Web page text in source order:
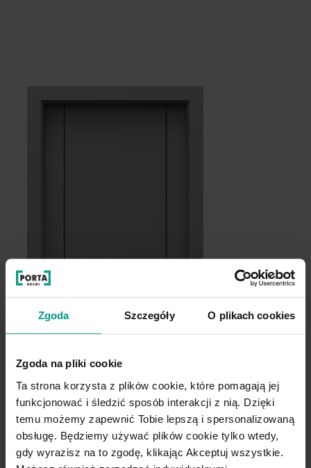
Zgoda Szczegóły O plikach cookies
Zgoda na pliki cookie
Ta strona korzysta z plików cookie, które pomagają jej
funkcjonować i śledzić sposób interakcji z nią. Dzięki
temu możemy zapewnić Tobie lepszą i spersonalizowaną
obsługę. Będziemy używać plików cookie tylko wtedy,
gdy wyrazisz na to zgodę, klikając Akceptuj wszystkie.